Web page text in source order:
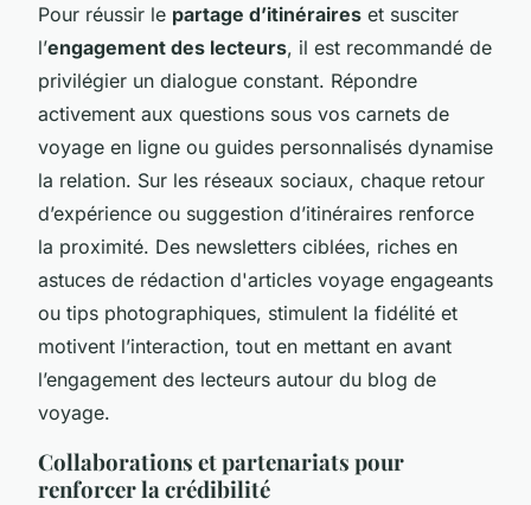
Pour réussir le partage d’itinéraires et susciter
l’engagement des lecteurs, il est recommandé de
privilégier un dialogue constant. Répondre
activement aux questions sous vos carnets de
voyage en ligne ou guides personnalisés dynamise
la relation. Sur les réseaux sociaux, chaque retour
d’expérience ou suggestion d’itinéraires renforce
la proximité. Des newsletters ciblées, riches en
astuces de rédaction d'articles voyage engageants
ou tips photographiques, stimulent la fidélité et
motivent l’interaction, tout en mettant en avant
l’engagement des lecteurs autour du blog de
voyage.
Collaborations et partenariats pour
renforcer la crédibilité